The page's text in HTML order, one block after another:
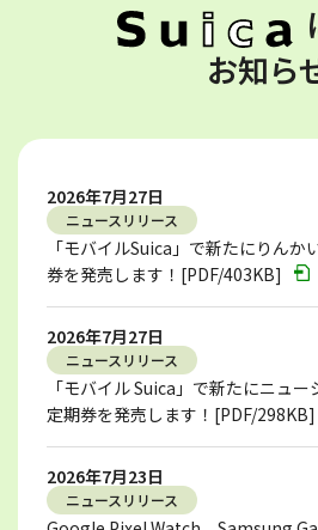
お知ら
2026年7月27日
ニュースリリース
「モバイルSuica」で新たにりんか
券を発売します！[PDF/403KB]
2026年7月27日
ニュースリリース
「モバイル Suica」で新たにニュ
定期券を発売します！[PDF/298KB]
2026年7月23日
ニュースリリース